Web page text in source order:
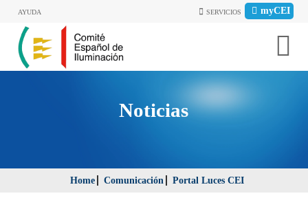
AYUDA myCEI
SERVICIOS
Noticias
Home Comunicación Portal Luces CEI